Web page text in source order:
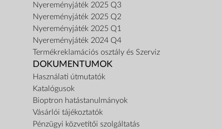
Nyereményjáték 2025 Q3
Nyereményjáték 2025 Q2
Nyereményjáték 2025 Q1
Nyereményjáték 2024 Q4
Termékreklamációs osztály és Szerviz
DOKUMENTUMOK
Használati útmutatók
Katalógusok
Bioptron hatástanulmányok
Vásárlói tájékoztatók
Pénzügyi közvetítői szolgáltatás